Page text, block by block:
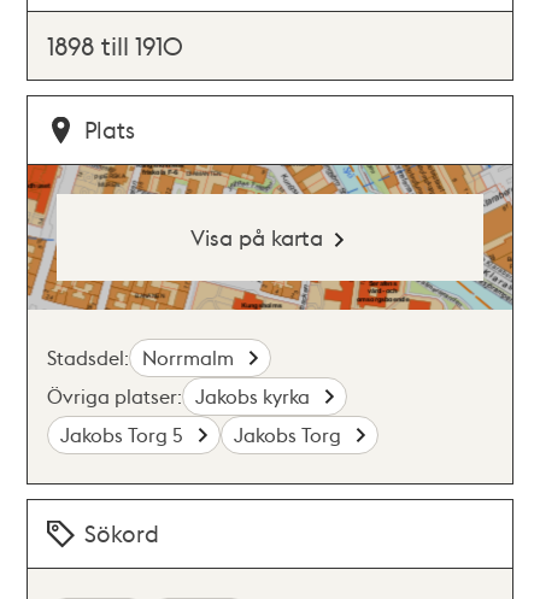
1898 till 1910
Plats
Visa på karta
Stadsdel: Norrmalm
Övriga platser: Jakobs kyrka
Jakobs Torg 5
Jakobs Torg
Sökord